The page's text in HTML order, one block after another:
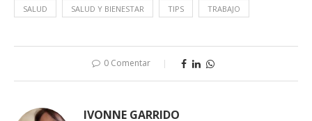
SALUD SALUD Y BIENESTAR TIPS TRABAJO
0 Comentar
IVONNE GARRIDO